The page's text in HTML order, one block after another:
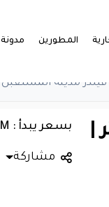
المطورين مدونة
المستقبل 266 متر | احجز الآن
266 متر | بسعر يبدأ : 4.64M
مشاركة